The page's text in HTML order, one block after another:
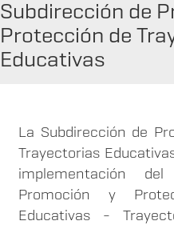
Subdirección de
Protección de
Educativas
La Subdirección de
Trayectorias
implementación
Promoción y
Educativas -